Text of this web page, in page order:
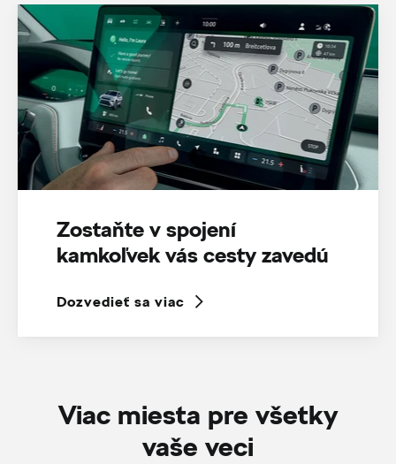
Zostaňte v spojení
kamkoľvek vás cesty zavedú
Dozvedieť sa viac
Viac miesta pre všetky
vaše veci